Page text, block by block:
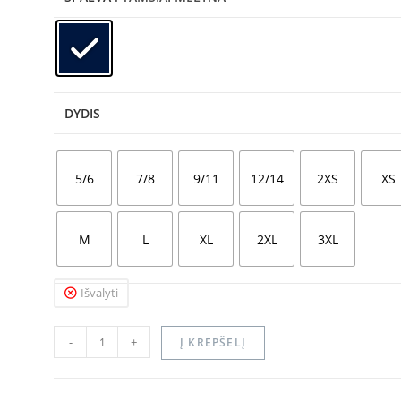
DYDIS
5/6 7/8 9/11 12/14 2XS XS
M L XL 2XL 3XL
Išvalyti
- + Į KREPŠELĮ